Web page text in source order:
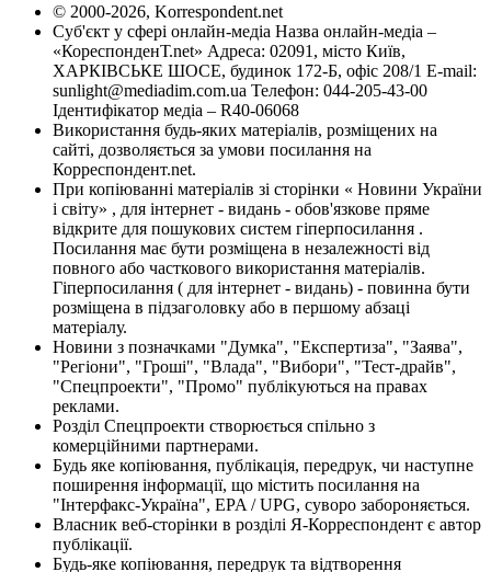
© 2000-2026, Korrespondent.net
Суб'єкт у сфері онлайн-медіа Назва онлайн-медіа –
«КореспонденТ.net» Адреса: 02091, місто Київ,
ХАРКІВСЬКЕ ШОСЕ, будинок 172-Б, офіс 208/1 E-mail:
sunlight@mediadim.com.ua Телефон: 044-205-43-00
Ідентифікатор медіа – R40-06068
Використання будь-яких матеріалів, розміщених на
сайті, дозволяється за умови посилання на
Корреспондент.net.
При копіюванні матеріалів зі сторінки « Новини України
і світу» , для інтернет - видань - обов'язкове пряме
відкрите для пошукових систем гіперпосилання .
Посилання має бути розміщена в незалежності від
повного або часткового використання матеріалів.
Гіперпосилання ( для інтернет - видань) - повинна бути
розміщена в підзаголовку або в першому абзаці
матеріалу.
Новини з позначками "Думка", "Експертиза", "Заява",
"Регіони", "Гроші", "Влада", "Вибори", "Тест-драйв",
"Спецпроекти", "Промо" публікуються на правах
реклами.
Розділ Спецпроекти створюється спільно з
комерційними партнерами.
Будь яке копіювання, публікація, передрук, чи наступне
поширення інформації, що містить посилання на
"Інтерфакс-Україна", EPA / UPG, суворо забороняється.
Власник веб-сторінки в розділі Я-Корреспондент є автор
публікації.
Будь-яке копіювання, передрук та відтворення